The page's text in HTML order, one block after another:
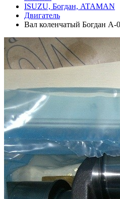
ISUZU, Богдан, ATAMAN
Двигатель
Вал коленчатый Богдан